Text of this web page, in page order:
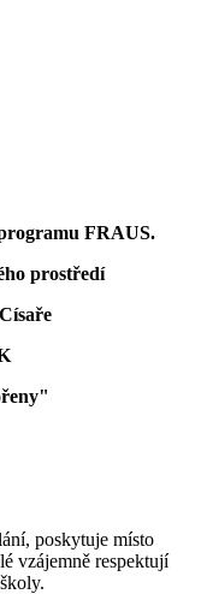
FRAUS.
prostředí
poskytuje místo
vzájemně respektují